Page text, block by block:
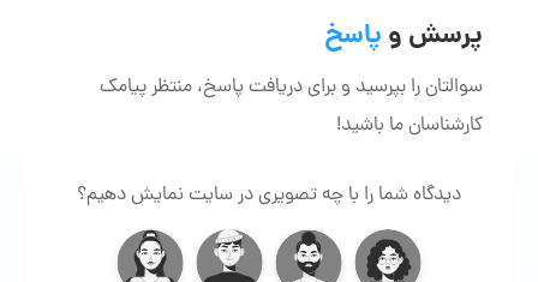
پرسش و پاسخ
سوالتان را بپرسید و برای دریافت پاسخ، منتظر پیامک
کارشناسان ما باشید!
دیدگاه شما را با چه تصویری در سایت نمایش دهیم؟